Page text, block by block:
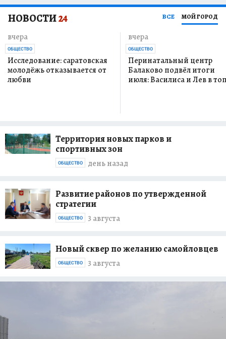
Территория новых парков и
спортивных зон
день назад
ОБЩЕСТВО
Развитие районов по утвержденной
стратегии
3 августа
ОБЩЕСТВО
Новый сквер по желанию самойловцев
3 августа
ОБЩЕСТВО
НОВОСТИ24 ВСЕ МОЙ ГОРОД
вчера
ОБЩЕСТВО
Исследование: саратовская
молодёжь отказывается от
любви
вчера
ОБЩЕСТВО
Перинатальный центр
Балаково подвёл итоги
июля: Василиса и Лев в